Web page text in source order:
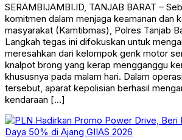
SERAMBIJAMBI.ID, TANJAB BARAT –
komitmen dalam menjaga keamanan dan
masyarakat (Kamtibmas), Polres Tanjab
Langkah tegas ini difokuskan untuk
meresahkan dari kelompok genk motor
knalpot brong yang kerap mengganggu
khususnya pada malam hari. Dalam
tersebut, aparat kepolisian berhasil
kendaraan […]